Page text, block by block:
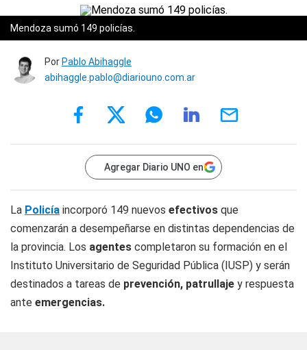
Mendoza sumó 149 policías.
Por Pablo Abihaggle
abihaggle.pablo@diariouno.com.ar
Agregar Diario UNO en
La Policía incorporó 149 nuevos efectivos que
comenzarán a desempeñarse en distintas dependencias de
la provincia. Los agentes completaron su formación en el
Instituto Universitario de Seguridad Pública (IUSP) y serán
destinados a tareas de prevención, patrullaje y respuesta
ante emergencias.